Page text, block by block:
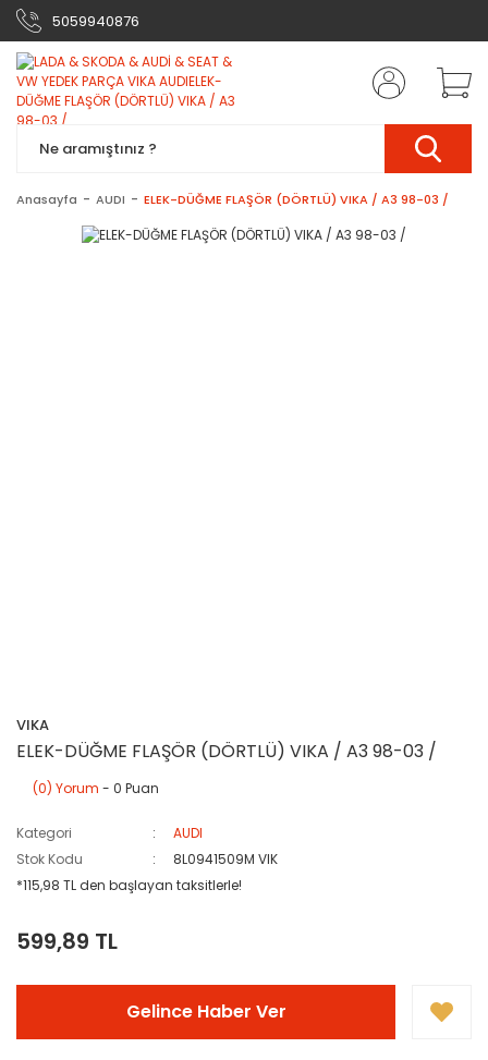
5059940876
Anasayfa AUDI ELEK-DÜĞME FLAŞÖR (DÖRTLÜ) VIKA / A3 98-03 /
VIKA
ELEK-DÜĞME FLAŞÖR (DÖRTLÜ) VIKA / A3 98-03 /
(0) Yorum - 0 Puan
Kategori
AUDI
Stok Kodu
8L0941509M VIK
*115,98 TL den başlayan taksitlerle!
599,89 TL
Gelince Haber Ver